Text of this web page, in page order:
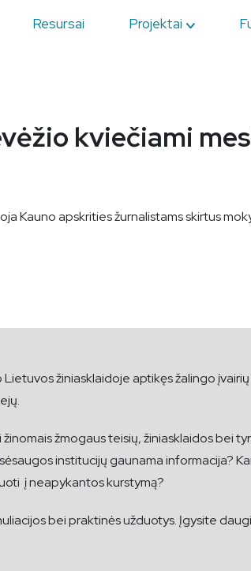
Resursai Projektai
kviečiami
Kauno apskrities žurnalistams skirtus
žiniasklaidoje aptikęs žalingo
žmogaus teisių, žiniasklaidos bei
institucijų gaunama informacija?
į neapykantos kurstymą?
bei praktinės užduotys. Įgysite